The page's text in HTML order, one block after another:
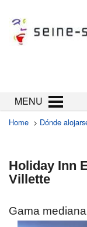
MENU
Home > Dónde
Holiday Inn
Villette
Gama mediana